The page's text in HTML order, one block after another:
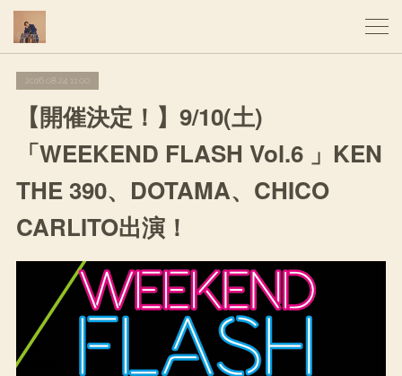
2016.08.24 11:00
【開催決定！】9/10(土)
「WEEKEND FLASH Vol.6 」KEN
THE 390、DOTAMA、CHICO
CARLITO出演！